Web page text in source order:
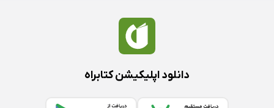
دانلود اپلیکیشن کتابراه